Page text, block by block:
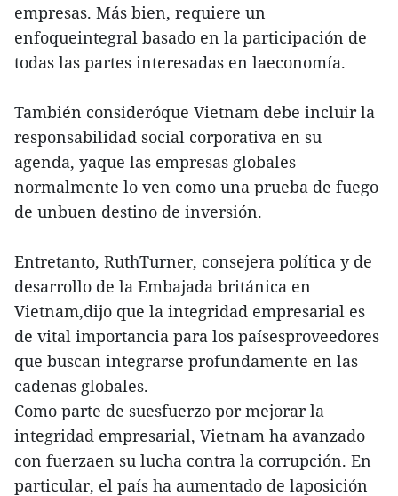
empresas. Más bien, requiere un
enfoqueintegral basado en la participación de
todas las partes interesadas en laeconomía.
También consideróque Vietnam debe incluir la
responsabilidad social corporativa en su
agenda, yaque las empresas globales
normalmente lo ven como una prueba de fuego
de unbuen destino de inversión.
Entretanto, RuthTurner, consejera política y de
desarrollo de la Embajada británica en
Vietnam,dijo que la integridad empresarial es
de vital importancia para los paísesproveedores
que buscan integrarse profundamente en las
cadenas globales.
Como parte de suesfuerzo por mejorar la
integridad empresarial, Vietnam ha avanzado
con fuerzaen su lucha contra la corrupción. En
particular, el país ha aumentado de laposición